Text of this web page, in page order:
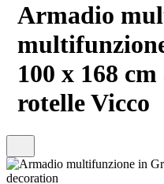
Armadio
100 x 168
rotelle Vicco